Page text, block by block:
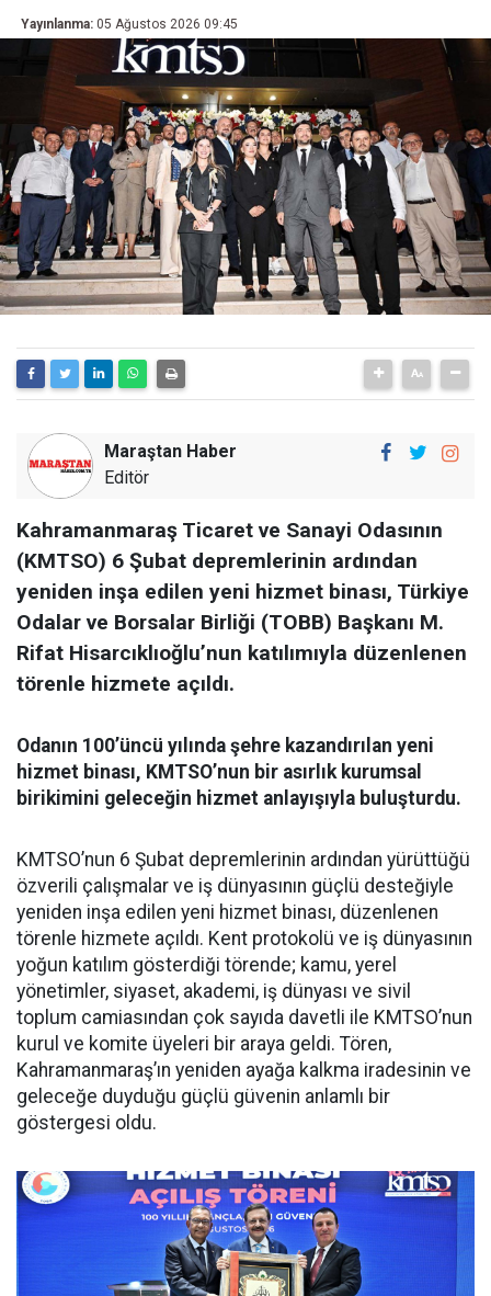
Yayınlanma: 05 Ağustos 2026 09:45
Maraştan Haber
Editör
Kahramanmaraş Ticaret ve Sanayi Odasının
(KMTSO) 6 Şubat depremlerinin ardından
yeniden inşa edilen yeni hizmet binası, Türkiye
Odalar ve Borsalar Birliği (TOBB) Başkanı M.
Rifat Hisarcıklıoğlu’nun katılımıyla düzenlenen
törenle hizmete açıldı.
Odanın 100’üncü yılında şehre kazandırılan yeni
hizmet binası, KMTSO’nun bir asırlık kurumsal
birikimini geleceğin hizmet anlayışıyla buluşturdu.
KMTSO’nun 6 Şubat depremlerinin ardından yürüttüğü
özverili çalışmalar ve iş dünyasının güçlü desteğiyle
yeniden inşa edilen yeni hizmet binası, düzenlenen
törenle hizmete açıldı. Kent protokolü ve iş dünyasının
yoğun katılım gösterdiği törende; kamu, yerel
yönetimler, siyaset, akademi, iş dünyası ve sivil
toplum camiasından çok sayıda davetli ile KMTSO’nun
kurul ve komite üyeleri bir araya geldi. Tören,
Kahramanmaraş’ın yeniden ayağa kalkma iradesinin ve
geleceğe duyduğu güçlü güvenin anlamlı bir
göstergesi oldu.